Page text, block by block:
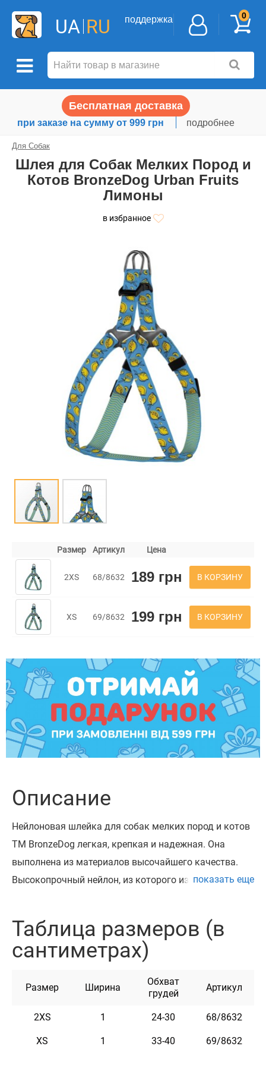
UA RU поддержка 0
Бесплатная доставка
при заказе на сумму от 999 грн подробнее
Для Собак
Шлея для Собак Мелких Пород и
Котов BronzeDog Urban Fruits
Лимоны
в избранное
Размер Артикул Цена
2XS 68/8632 189 грн В КОРЗИНУ
XS 69/8632 199 грн В КОРЗИНУ
Описание
Нейлоновая шлейка для собак мелких пород и котов
ТМ BronzeDog легкая, крепкая и надежная. Она
выполнена из материалов высочайшего качества.
Высокопрочный нейлон, из которого изготовлена
пряжкой. Обхват регулируется. Разработан для собак
мелких пород (чихуахуа, карликовый пинчер,
шпиц, пекинес, такса и т.п.) и кошек. Эта лямка
практична и неприхотлива в уходе. На шлее с
помощью заклепок можно закрепить адресник, на
показать еще
Таблица размеров (в
сантиметрах)
Размер Ширина
Обхват
грудей
Артикул
2XS 1 24-30 68/8632
XS 1 33-40 69/8632